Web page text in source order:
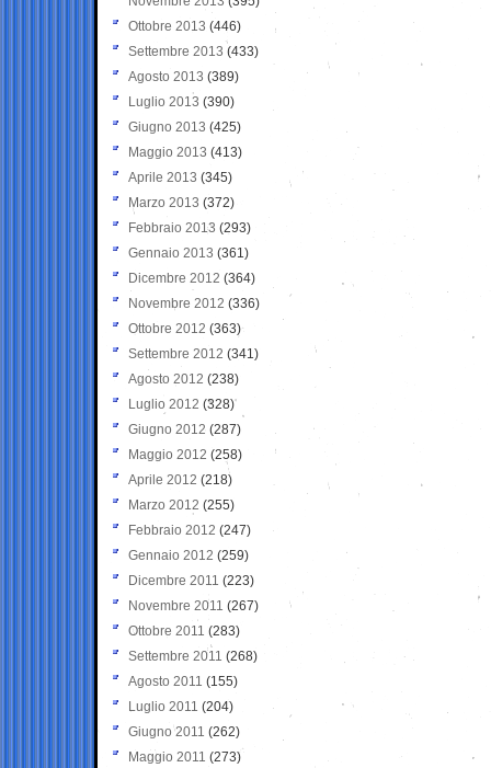
Ottobre 2013 (446)
Settembre 2013 (433)
Agosto 2013 (389)
Luglio 2013 (390)
Giugno 2013 (425)
Maggio 2013 (413)
Aprile 2013 (345)
Marzo 2013 (372)
Febbraio 2013 (293)
Gennaio 2013 (361)
Dicembre 2012 (364)
Novembre 2012 (336)
Ottobre 2012 (363)
Settembre 2012 (341)
Agosto 2012 (238)
Luglio 2012 (328)
Giugno 2012 (287)
Maggio 2012 (258)
Aprile 2012 (218)
Marzo 2012 (255)
Febbraio 2012 (247)
Gennaio 2012 (259)
Dicembre 2011 (223)
Novembre 2011 (267)
Ottobre 2011 (283)
Settembre 2011 (268)
Agosto 2011 (155)
Luglio 2011 (204)
Giugno 2011 (262)
Maggio 2011 (273)